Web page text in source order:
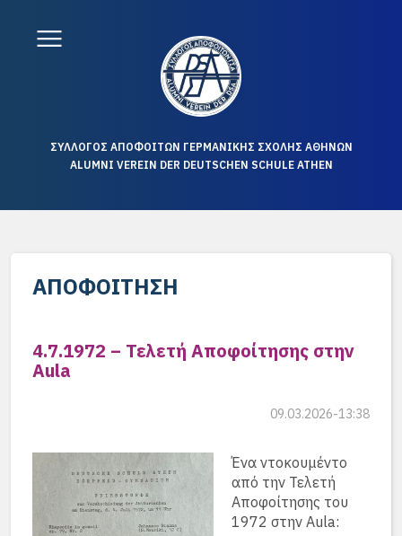
ΣΥΛΛΟΓΟΣ ΑΠΟΦΟΙΤΩΝ ΓΕΡΜΑΝΙΚΗΣ ΣΧΟΛΗΣ ΑΘΗΝΩΝ
ALUMNI VEREIN DER DEUTSCHEN SCHULE ATHEN
ΑΠΟΦΟΊΤΗΣΗ
4.7.1972 – Τελετή Αποφοίτησης στην
Aula
09.03.2026-13:38
Ένα ντοκουμέντο
από την Τελετή
Αποφοίτησης του
1972 στην Aula: